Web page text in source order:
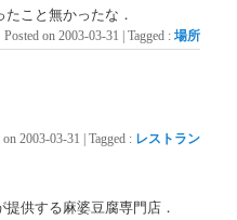
こと無かったな．
Posted on 2003-03-31 | Tagged : 場所
on 2003-03-31 Tagged : レストラン
供する麻婆豆腐専門店．